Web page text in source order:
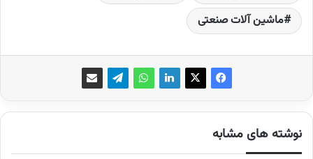
ماشین آلات صنعتی
نوشته های مشابه